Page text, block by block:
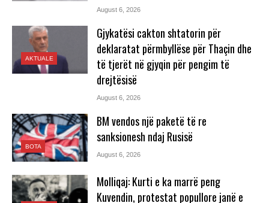
August 6, 2026
AKTUALE
Gjykatësi cakton shtatorin për
deklaratat përmbyllëse për Thaçin dhe
të tjerët në gjyqin për pengim të
drejtësisë
August 6, 2026
BOTA
BM vendos një paketë të re
sanksionesh ndaj Rusisë
August 6, 2026
Molliqaj: Kurti e ka marrë peng
Kuvendin, protestat popullore janë e